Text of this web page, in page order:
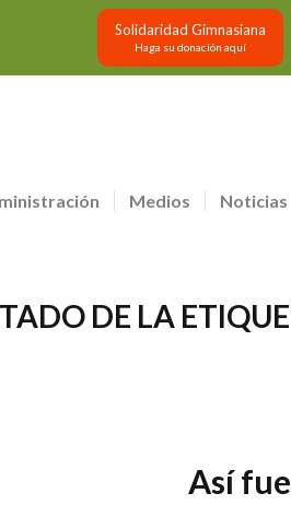
Solidaridad Gimnasiana
Haga su donación aquí
Medios Noticias
DE LA
Así